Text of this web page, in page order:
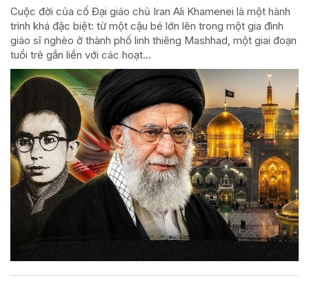
Cuộc đời của cố Đại giáo chủ Iran Ali Khamenei là một hành
trình khá đặc biệt: từ một cậu bé lớn lên trong một gia đình
giáo sĩ nghèo ở thành phố linh thiêng Mashhad, một giai đoạn
tuổi trẻ gắn liền với các hoạt...